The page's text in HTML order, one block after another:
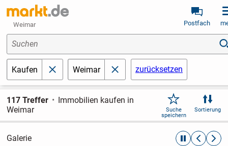
Weimar Postfach
Suchen
Kaufen schließenWeimar schließenzurücksetzen
117 Treffer
Immobilien kaufen in
Weimar
Suche
speichern
Sortierung
Galerie automatische